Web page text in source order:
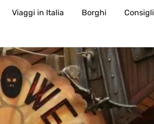
Viaggi in Italia Borghi Consigli